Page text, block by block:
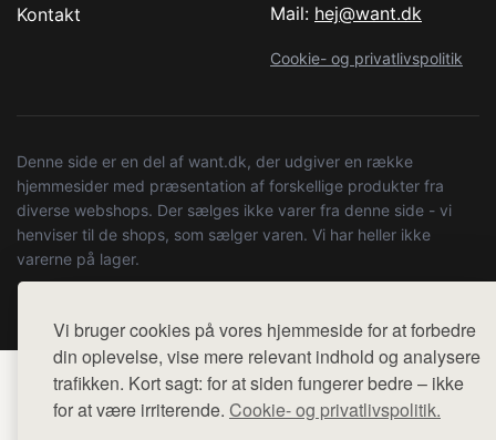
Vi bruger cookies på vores hjemmeside for at forbedre
din oplevelse, vise mere relevant indhold og analysere
trafikken. Kort sagt: for at siden fungerer bedre – ikke
for at være irriterende. Cookie- og privatlivspolitik.
Kontakt
Mail: hej@want.dk
Cookie- og privatlivspolitik
Denne side er en del af want.dk, der udgiver en række
hjemmesider med præsentation af forskellige produkter fra
diverse webshops. Der sælges ikke varer fra denne side - vi
henviser til de shops, som sælger varen. Vi har heller ikke
varerne på lager.